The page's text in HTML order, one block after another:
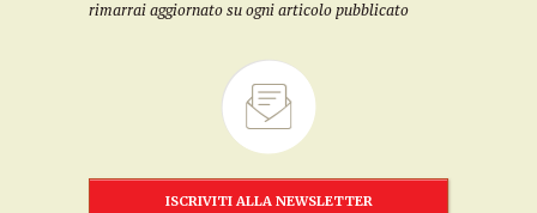
rimarrai aggiornato su ogni articolo pubblicato
ISCRIVITI ALLA NEWSLETTER